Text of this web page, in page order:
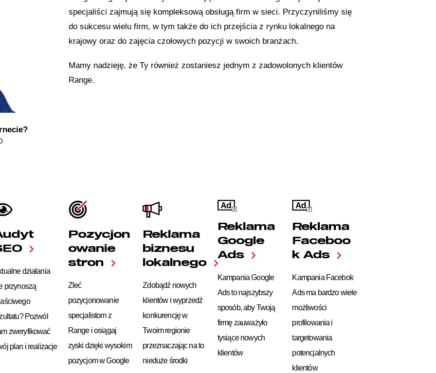
specjaliści zajmują się kompleksową obsługą firm w sieci. Przyczyniliśmy się
do sukcesu wielu firm, w tym także do ich przejścia z rynku lokalnego na
krajowy oraz do zajęcia czołowych pozycji w swoich branżach.
Mamy nadzieję, że Ty również zostaniesz jednym z zadowolonych klientów
Range.
działania
przynoszą
Pozwól
zweryfikować
plan i realizacje
Pozycjon
owanie
stron
Zleć
pozycjonowanie
specjalistom z
Range i osiągaj
zyski dzięki wysokim
pozycjom w Google
Reklama
biznesu
lokalnego
Zdobądź nowych
klientów i wyprzedź
konkurencję w
Twoim regionie
przeznaczając na to
nieduże środki
Reklama
Google
Ads
Kampania Google
Ads to najszybszy
sposób, aby Twoją
firmę zauważyło
tysiące nowych
klientów
Reklama
Faceboo
k Ads
Kampania Facebok
Ads ma bardzo wiele
możliwości
profilowania i
targetowania
potencjalnych
klientów